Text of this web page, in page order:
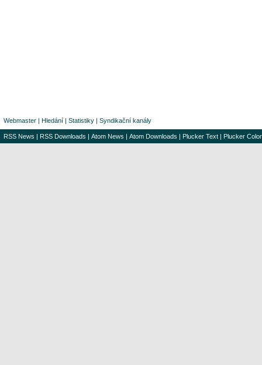
Webmaster | Hledání | Statistiky | Syndikační kanály
RSS News | RSS Downloads | Atom News | Atom Downloads | Plucker Text | Plucker Color